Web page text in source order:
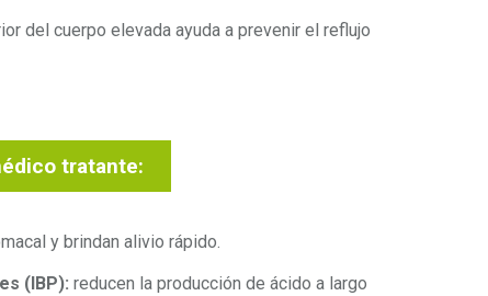
del cuerpo elevada ayuda a prevenir el reflujo
tratante:
y brindan alivio rápido.
(IBP): reducen la producción de ácido a largo